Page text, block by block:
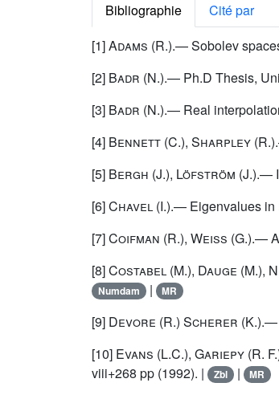
Bibliographie
Cité par
[1]Adams (R.).— Sobolev
[2] Badr (N.).— Ph.D Thesis,
[3] Badr (N.).— Real
[4] Bennett (C.), Sharpley
[5] Bergh (J.), Löfström (J.).—
[6]Chavel (I.).— Eigenvalues in
[7]Coifman (R.), Weiss (G.).—
[8]Costabel (M.), Dauge (M.),
Numdam | MR
[9] Devore (R.) Scherer (K.).—
[10] Evans (L.C.), Gariepy (R.
viii+268 pp (1992). |
Zbl | MR